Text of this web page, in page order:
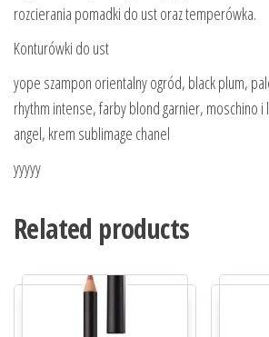
rozcierania pomadki do ust oraz temperówka.
Konturówki do ust
yope szampon orientalny ogród, black plum,
rhythm intense, farby blond garnier, moschino
angel, krem sublimage chanel
yyyyy
Related products